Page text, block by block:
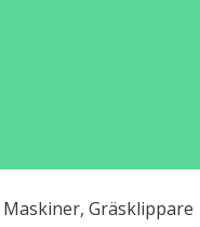
Maskiner, Gräsklippare